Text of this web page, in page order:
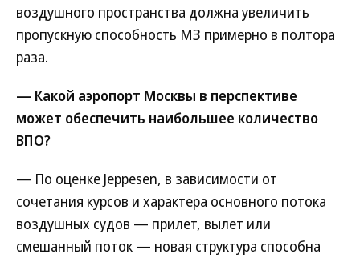
воздушного пространства должна увеличить
пропускную способность МЗ примерно в полтора
раза.
— Какой аэропорт Москвы в перспективе
может обеспечить наибольшее количество
ВПО?
— По оценке Jeppesen, в зависимости от
сочетания курсов и характера основного потока
воздушных судов — прилет, вылет или
смешанный поток — новая структура способна